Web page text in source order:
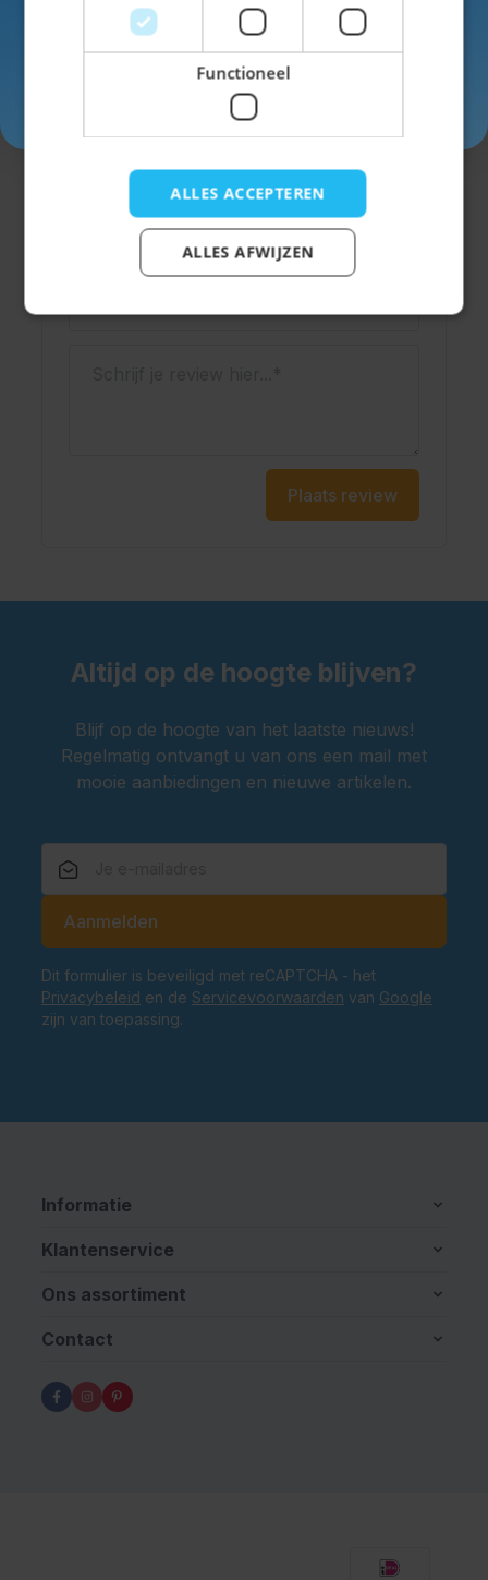
Schrijf een review
Je beoordeling:
Weergavenaam
Onderwerp
Plaats review
Altijd op de hoogte blijven?
Blijf op de hoogte van het laatste nieuws!
Regelmatig ontvangt u van ons een mail met
mooie aanbiedingen en nieuwe artikelen.
Aanmelden
Dit formulier is beveiligd met reCAPTCHA - het
Privacybeleid en de Servicevoorwaarden van Google
zijn van toepassing.
Informatie
Klantenservice
Ons assortiment
Contact
Functioneel
ALLES ACCEPTEREN
ALLES AFWIJZEN
Inschrijven